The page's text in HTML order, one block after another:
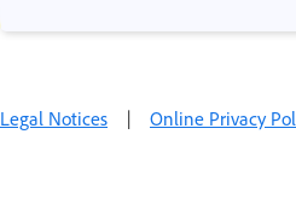
Legal Notices | Online Privacy